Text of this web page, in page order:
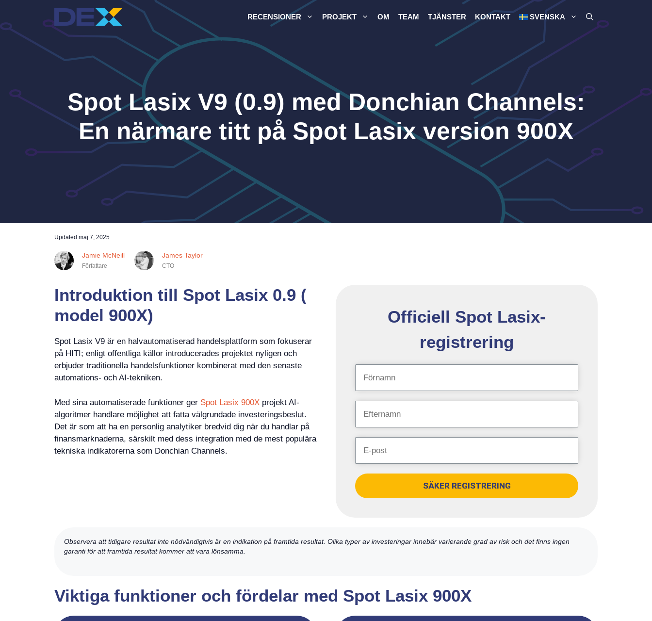
innehåll
RECENSIONER PROJEKT OM TEAM TJÄNSTER KONTAKT SVENSKA
Spot Lasix V9 (0.9) med Donchian Channels:
En närmare titt på Spot Lasix version 900X
Updated maj 7, 2025
Jamie McNeill
Författare
James Taylor
CTO
Introduktion till Spot Lasix 0.9 (
model 900X)
Spot Lasix V9 är en halvautomatiserad handelsplattform som fokuserar
på HITI; enligt offentliga källor introducerades projektet nyligen och
erbjuder traditionella handelsfunktioner kombinerat med den senaste
automations- och AI-tekniken.
Med sina automatiserade funktioner ger Spot Lasix 900X projekt AI-
algoritmer handlare möjlighet att fatta välgrundade investeringsbeslut.
Det är som att ha en personlig analytiker bredvid dig när du handlar på
finansmarknaderna, särskilt med dess integration med de mest populära
tekniska indikatorerna som Donchian Channels.
Officiell Spot Lasix-
registrering
SÄKER REGISTRERING
Observera att tidigare resultat inte nödvändigtvis är en indikation på framtida resultat. Olika typer av investeringar innebär varierande grad av risk och det finns ingen
garanti för att framtida resultat kommer att vara lönsamma.
Viktiga funktioner och fördelar med Spot Lasix 900X